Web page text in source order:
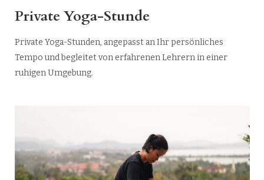
Private Yoga-Stunde
Private Yoga-Stunden, angepasst an Ihr persönliches
Tempo und begleitet von erfahrenen Lehrern in einer
ruhigen Umgebung.